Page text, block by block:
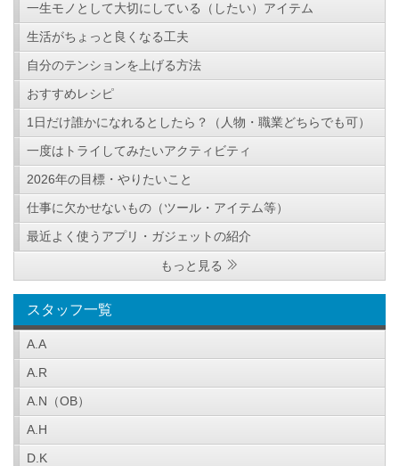
一生モノとして大切にしている（したい）アイテム
生活がちょっと良くなる工夫
自分のテンションを上げる方法
おすすめレシピ
1日だけ誰かになれるとしたら？（人物・職業どちらでも可）
一度はトライしてみたいアクティビティ
2026年の目標・やりたいこと
仕事に欠かせないもの（ツール・アイテム等）
最近よく使うアプリ・ガジェットの紹介
もっと見る
スタッフ一覧
A.A
A.R
A.N（OB）
A.H
D.K